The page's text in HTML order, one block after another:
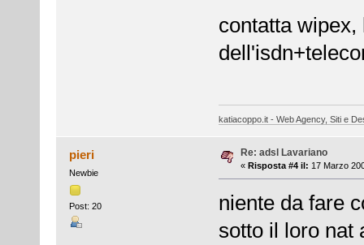
contatta
katiacoppo.it - Web Agency, Siti e
pieri
Newbie
Post: 20
Re: adsl Lavariano
« Risposta #4 il: 17 Marzo
niente da fare
sotto il loro nat